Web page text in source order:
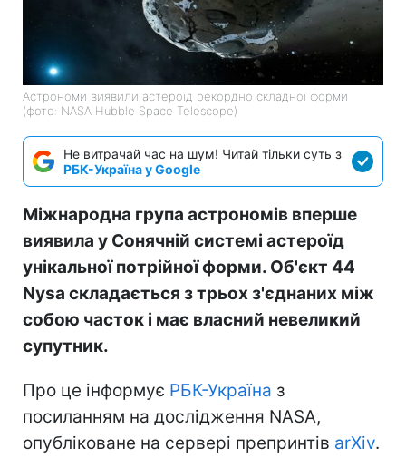
Астрономи виявили астероїд рекордно складної форми
(фото: NASA Hubble Space Telescope)
Не витрачай час на шум! Читай тільки суть з
РБК-Україна у Google
Міжнародна група астрономів вперше
виявила у Сонячній системі астероїд
унікальної потрійної форми. Об'єкт 44
Nysa складається з трьох з'єднаних між
собою часток і має власний невеликий
супутник.
Про це інформує РБК-Україна з
посиланням на дослідження NASA,
опубліковане на сервері препринтів arXiv.